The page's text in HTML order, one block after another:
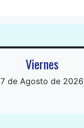
Viernes
7 de Agosto de 2026